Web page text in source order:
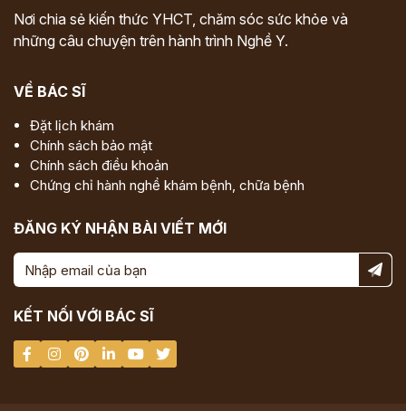
Nơi chia sẻ kiến thức YHCT, chăm sóc sức khỏe và
những câu chuyện trên hành trình Nghề Y.
VỀ BÁC SĨ
Đặt lịch khám
Chính sách bảo mật
Chính sách điều khoản
Chứng chỉ hành nghề khám bệnh, chữa bệnh
ĐĂNG KÝ NHẬN BÀI VIẾT MỚI
KẾT NỐI VỚI BÁC SĨ